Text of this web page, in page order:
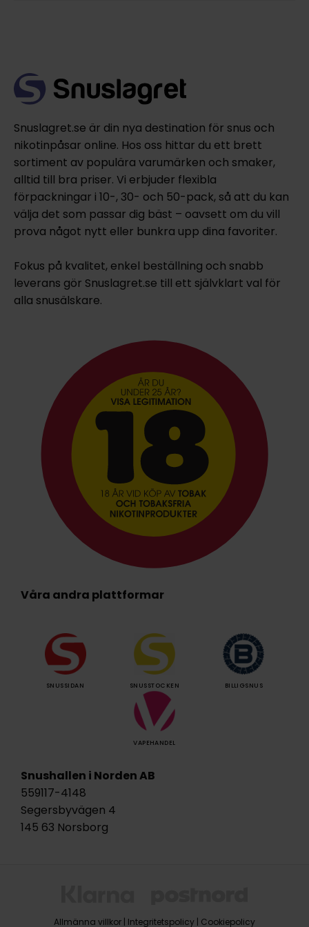
Snuslagret.se är din nya destination för snus och
nikotinpåsar online. Hos oss hittar du ett brett
sortiment av populära varumärken och smaker,
alltid till bra priser. Vi erbjuder flexibla
förpackningar i 10-, 30- och 50-pack, så att du kan
välja det som passar dig bäst – oavsett om du vill
prova något nytt eller bunkra upp dina favoriter.
Fokus på kvalitet, enkel beställning och snabb
leverans gör Snuslagret.se till ett självklart val för
alla snusälskare.
Våra andra plattformar
SNUSSIDAN SNUSSTOCKEN BILLIGSNUS
VAPEHANDEL
Snushallen i Norden AB
559117-4148
Segersbyvägen 4
145 63 Norsborg
Allmänna villkor | Integritetspolicy | Cookiepolicy